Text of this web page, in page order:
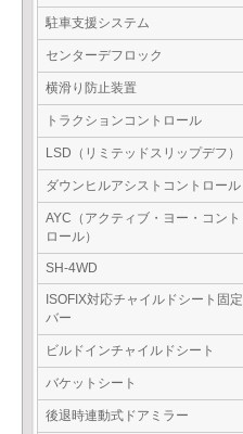
駐車支援システム
センターデフロック
横滑り防止装置
トラクションコントロール
LSD（リミテッドスリップデフ）
ダウンヒルアシストコントロール
AYC（アクティブ・ヨー・コント
ロール）
SH-4WD
ISOFIX対応チャイルドシート固定
バー
ビルドインチャイルドシート
バケットシート
後退時連動式ドアミラー